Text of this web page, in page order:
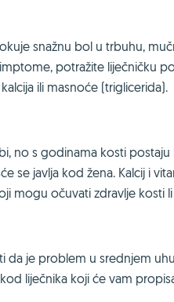
snažnu bol u trbuhu,
potražite liječničku
ili masnoće (triglicerida).
no s godinama kosti
se javlja kod žena. Kalcij i
mogu očuvati zdravlje kosti
da je problem u srednjem
liječnika koji će vam